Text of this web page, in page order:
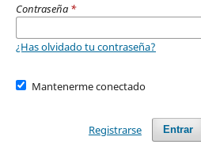
Contraseña *
¿Has olvidado tu contraseña?
Mantenerme conectado
Entrar
Registrarse